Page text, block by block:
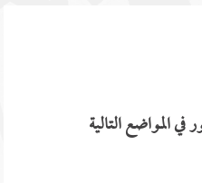
المواضع التالية